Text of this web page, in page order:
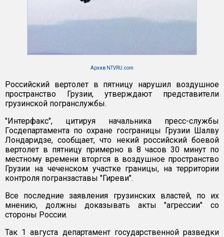
Архив NTVRU.com
Российский вертолет в пятницу нарушил воздушное
пространство Грузии, утверждают представители
грузинской погранслужбы.
"Интерфакс", цитируя начальника пресс-службы
Госдепартамента по охране госграницы Грузии Шалву
Лондаридзе, сообщает, что некий российский боевой
вертолет в пятницу примерно в 8 часов 30 минут по
местному времени вторгся в воздушное пространство
Грузии на чеченском участке границы, на территории
контроля погранзаставы "Гиреви".
Все последние заявления грузинских властей, по их
мнению, должны доказывать акты "агрессии" со
стороны России.
Так 1 августа департамент государственной разведки